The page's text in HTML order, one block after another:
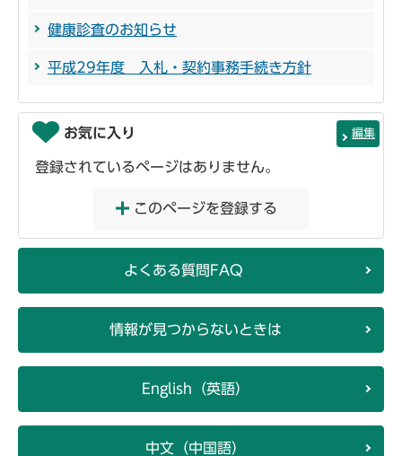
健康診査のお知らせ
平成29年度 入札・契約事務手続き方針
お気に入り 編集
登録されているページはありません。
このページを登録する
よくある質問FAQ
情報が見つからないときは
English（英語）
中文（中国語）